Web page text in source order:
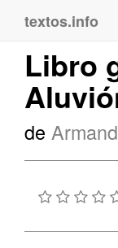
textos.info
Libro
de